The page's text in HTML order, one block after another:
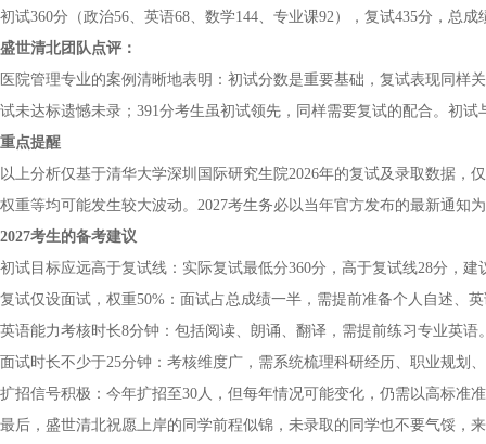
初试360分（政治56、英语68、数学144、专业课92），复试435分，总成
盛世清北团队点评：
医院管理专业的案例清晰地表明：初试分数是重要基础，复试表现同样
试未达标遗憾未录；391分考生虽初试领先，同样需要复试的配合。初
重点提醒
以上分析仅基于清华大学深圳国际研究生院2026年的复试及录取数据
权重等均可能发生较大波动。2027考生务必以当年官方发布的最新通知
2027考生的备考建议
初试目标应远高于复试线：实际复试最低分360分，高于复试线28分，建
复试仅设面试，权重50%：面试占总成绩一半，需提前准备个人自述、
英语能力考核时长8分钟：包括阅读、朗诵、翻译，需提前练习专业英语
面试时长不少于25分钟：考核维度广，需系统梳理科研经历、职业规划
扩招信号积极：今年扩招至30人，但每年情况可能变化，仍需以高标准
最后，盛世清北祝愿上岸的同学前程似锦，未录取的同学也不要气馁，